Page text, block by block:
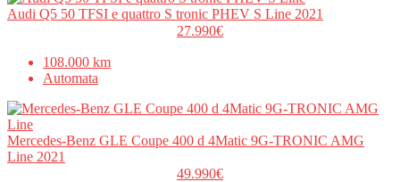
27.990€
Audi Q5 50 TFSI e quattro S tronic PHEV S Line 2021
108.000 km
Automata
49.990€
Mercedes-Benz GLE Coupe 400 d 4Matic 9G-TRONIC AMG
Line 2021